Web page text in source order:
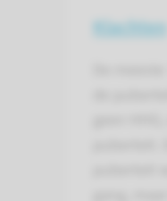
Klachten